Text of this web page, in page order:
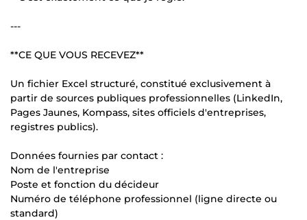
---
**CE QUE VOUS RECEVEZ**
Un fichier Excel structuré, constitué exclusivement à
partir de sources publiques professionnelles (LinkedIn,
Pages Jaunes, Kompass, sites officiels d'entreprises,
registres publics).
Données fournies par contact :
Nom de l'entreprise
Poste et fonction du décideur
Numéro de téléphone professionnel (ligne directe ou
standard)